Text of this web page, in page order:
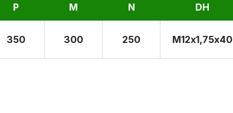
P M N DH
350 300 250 М12х1,75х40